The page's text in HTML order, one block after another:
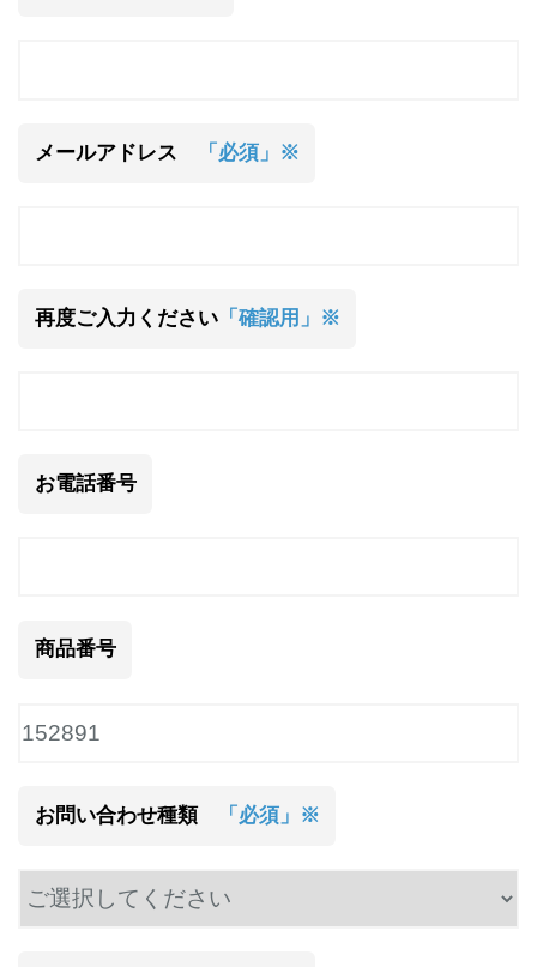
メールアドレス 「必須」※
再度ご入力ください「確認用」※
お電話番号
商品番号
お問い合わせ種類 「必須」※